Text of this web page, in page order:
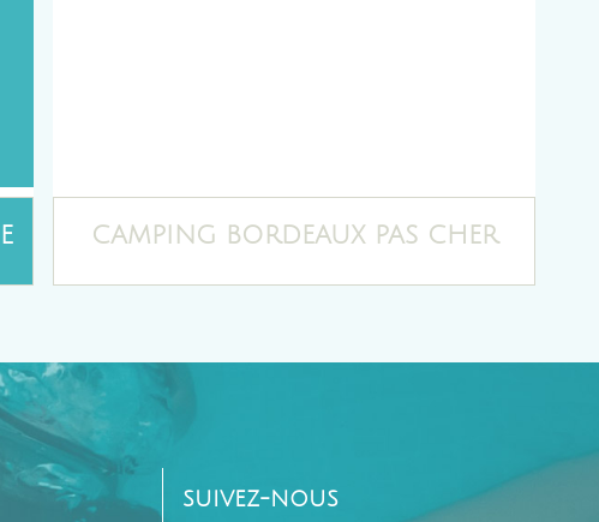
CAMPING BORDEAUX PAS CHER
SUIVEZ-NOUS